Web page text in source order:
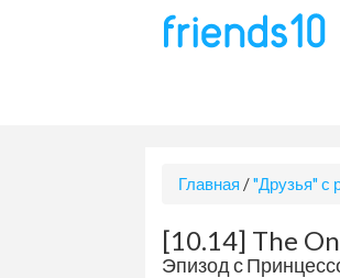
Главная /"Друзья" с
[10.14] The
Эпизод с